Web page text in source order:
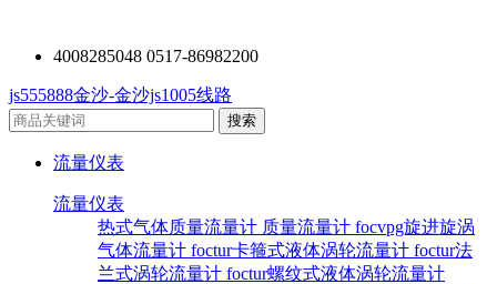
4008285048 0517-86982200
js555888金沙-金沙js1005线路
流量仪表
流量仪表
热式气体质量流量计 质量流量计 focvpg旋进旋涡
气体流量计 foctur卡箍式液体涡轮流量计 foctur法
兰式涡轮流量计 foctur螺纹式液体涡轮流量计